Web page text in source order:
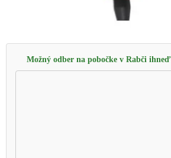
Možný odber na pobočke v Rabči ihneď